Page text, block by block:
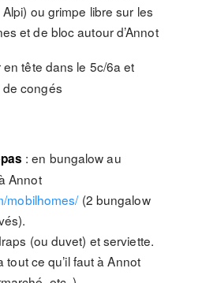
ou grimpe libre sur les
et de bloc autour d’Annot
en tête dans le 5c/6a et
congés
: en bungalow au
Annot
mobilhomes/(2 bungalow
(ou duvet) et serviette.
tout ce qu’il faut à Annot